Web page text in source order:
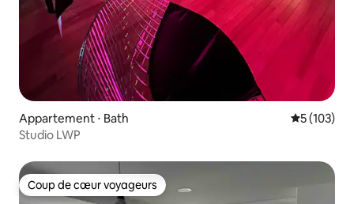
Appartement ⋅ Bath Évaluation
5 (103)
Studio LWP
Coup de cœur voyageurs
Coup de cœur voyageurs